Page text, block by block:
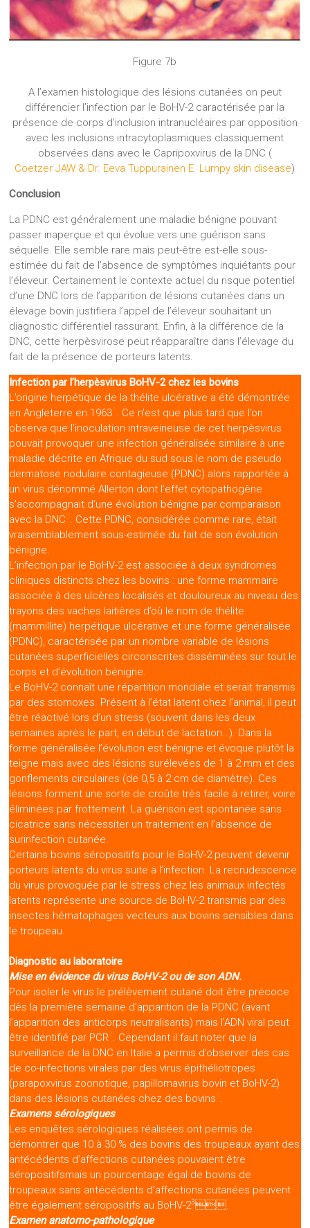
Figure 7b
A l’examen histologique des lésions cutanées on peut
différencier l’infection par le BoHV-2 caractérisée par la
présence de corps d’inclusion intranucléaires par opposition
avec les inclusions intracytoplasmiques classiquement
observées dans avec le Capripoxvirus de la DNC (
Coetzer JAW & Dr. Eeva Tuppurainen E. Lumpy skin disease)
Conclusion
La PDNC est généralement une maladie bénigne pouvant
passer inaperçue et qui évolue vers une guérison sans
séquelle. Elle semble rare mais peut-être est-elle sous-
estimée du fait de l’absence de symptômes inquiétants pour
l’éleveur. Certainement le contexte actuel du risque potentiel
d’une DNC lors de l’apparition de lésions cutanées dans un
élevage bovin justifiera l’appel de l’éleveur souhaitant un
diagnostic différentiel rassurant. Enfin, à la différence de la
DNC, cette herpèsvirose peut réapparaître dans l’élevage du
fait de la présence de porteurs latents.
Infection par l’herpèsvirus BoHV-2 chez les bovins
L’origine herpétique de la thélite ulcérative a été démontrée
en Angleterre en 1963
. Ce n’est que plus tard que l’on
observa que l’inoculation intraveineuse de cet herpèsvirus
pouvait provoquer une infection généralisée similaire à une
maladie décrite en Afrique du sud sous le nom de pseudo
dermatose nodulaire contagieuse (PDNC) alors rapportée à
un virus dénommé Allerton dont l’effet cytopathogène
s’accompagnait d’une évolution bénigne par comparaison
avec la DNC2
. Cette PDNC, considérée comme rare, était
vraisemblablement sous-estimée du fait de son évolution
bénigne.
L’infection par le BoHV-2 est associée à deux syndromes
cliniques distincts chez les bovins : une forme mammaire
associée à des ulcères localisés et douloureux au niveau des
trayons des vaches laitières d’où le nom de thélite
(mammillite) herpétique ulcérative et une forme généralisée
(PDNC), caractérisée par un nombre variable de lésions
cutanées superficielles circonscrites disséminées sur tout le
corps et d’évolution bénigne.
Le BoHV-2 connaît une répartition mondiale et serait transmis
par des stomoxes. Présent à l’état latent chez l’animal, il peut
être réactivé lors d’un stress (souvent dans les deux
semaines après le part, en début de lactation…). Dans la
forme généralisée l’évolution est bénigne et évoque plutôt la
teigne mais avec des lésions surélevées de 1 à 2 mm et des
gonflements circulaires (de 0,5 à 2 cm de diamètre). Ces
lésions forment une sorte de croûte très facile à retirer, voire
éliminées par frottement. La guérison est spontanée sans
cicatrice sans nécessiter un traitement en l’absence de
surinfection cutanée.
Certains bovins séropositifs pour le BoHV-2 peuvent devenir
porteurs latents du virus suite à l’infection. La recrudescence
du virus provoquée par le stress chez les animaux infectés
latents représente une source de BoHV-2 transmis par des
insectes hématophages vecteurs aux bovins sensibles dans
le troupeau.
Diagnostic au laboratoire
Mise en évidence du virus BoHV-2 ou de son ADN.
Pour isoler le virus le prélèvement cutané doit être précoce
dès la première semaine d’apparition de la PDNC (avant
l’apparition des anticorps neutralisants) mais l’ADN viral peut
être identifié par PCR 3
. Cependant il faut noter que la
surveillance de la DNC en Italie a permis d’observer des cas
de co-infections virales par des virus épithéliotropes
(parapoxvirus zoonotique, papillomavirus bovin et BoHV-2)
dans des lésions cutanées chez des bovins4
Examens sérologiques
Les enquêtes sérologiques réalisées ont permis de
démontrer que 10 à 30 % des bovins des troupeaux ayant des
antécédents d’affections cutanées pouvaient être
séropositifsmais un pourcentage égal de bovins de
troupeaux sans antécédents d’affections cutanées peuvent
être également séropositifs au BoHV-23.
Examen anatomo-pathologique